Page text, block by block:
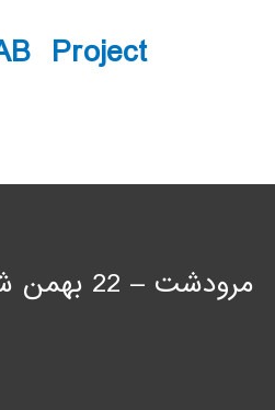
Project
مرودشت – 22 بهمن شمالی